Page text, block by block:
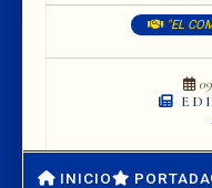
"EL
09
INICIO PORTADA